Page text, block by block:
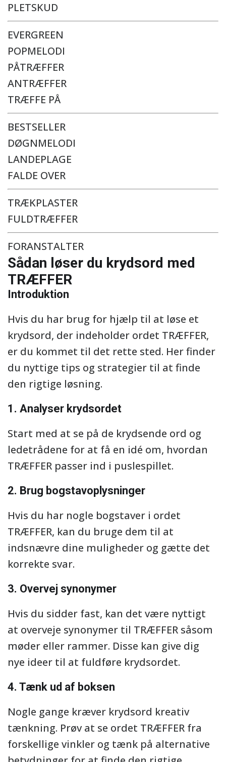
PLETSKUD
EVERGREEN
POPMELODI
PÅTRÆFFER
ANTRÆFFER
TRÆFFE PÅ
BESTSELLER
DØGNMELODI
LANDEPLAGE
FALDE OVER
TRÆKPLASTER
FULDTRÆFFER
FORANSTALTER
Sådan løser du krydsord med
TRÆFFER
Introduktion
Hvis du har brug for hjælp til at løse et
krydsord, der indeholder ordet TRÆFFER,
er du kommet til det rette sted. Her finder
du nyttige tips og strategier til at finde
den rigtige løsning.
1. Analyser krydsordet
Start med at se på de krydsende ord og
ledetrådene for at få en idé om, hvordan
TRÆFFER passer ind i puslespillet.
2. Brug bogstavoplysninger
Hvis du har nogle bogstaver i ordet
TRÆFFER, kan du bruge dem til at
indsnævre dine muligheder og gætte det
korrekte svar.
3. Overvej synonymer
Hvis du sidder fast, kan det være nyttigt
at overveje synonymer til TRÆFFER såsom
møder eller rammer. Disse kan give dig
nye ideer til at fuldføre krydsordet.
4. Tænk ud af boksen
Nogle gange kræver krydsord kreativ
tænkning. Prøv at se ordet TRÆFFER fra
forskellige vinkler og tænk på alternative